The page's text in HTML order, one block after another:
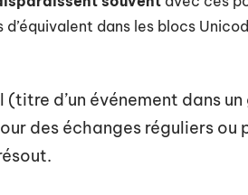
d’équivalent dans les blocs
d’un événement dans
des échanges réguliers ou